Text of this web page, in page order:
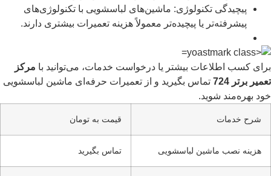
پیچیدگی تکنولوژی: ماشین‌های لباسشویی با تکنولوژی‌های
پیشرفته‌تر یا پیچیده‌تر معمولاً هزینه تعمیرات بیشتری دارند.
برای کسب اطلاعات بیشتر یا درخواست خدمات، می‌توانید با مرکز
تعمیر برتر 724
تماس بگیرید و از تعمیرات حرفه‌ای ماشین لباسشویی
خود بهره‌مند شوید.
شرح خدمات قیمت به تومان
هزینه نصب ماشین لباسشویی تماس بگیرید